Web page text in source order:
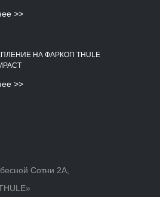
>>
НА ФАРКОП THULE
>>
Сотни 2А,